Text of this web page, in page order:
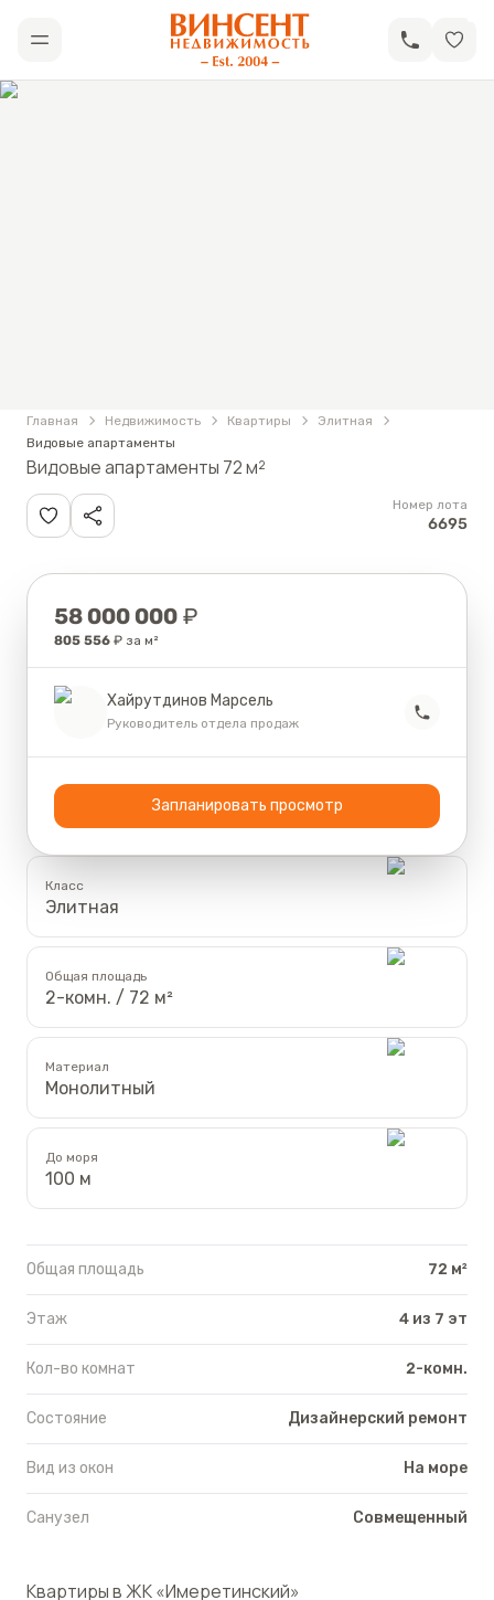
Открыть меню
АН «Винсент Недвижимость»
Главная Недвижимость Квартиры
Элитная
Видовые апартаменты
Видовые апартаменты 72 м²
Номер лота
6695
Фотографии
Класс
Элитная
Общая площадь
2-комн. / 72 м²
Материал
Монолитный
До моря
100 м
Общая площадь 72 м²
Этаж 4 из 7 эт
Кол-во комнат 2-комн.
Состояние Дизайнерский ремонт
Вид из окон На море
Санузел Совмещенный
Квартиры вЖК «Имеретинский»
Цена
58 000 000 ₽
805 556 ₽ за м²
Хайрутдинов Марсель
Руководитель отдела продаж
Запланировать просмотр